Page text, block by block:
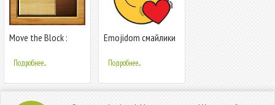
Move the Block :
Подробнее...
Emojidom смайлики
Инстаграм, Вайбер
Подробнее...